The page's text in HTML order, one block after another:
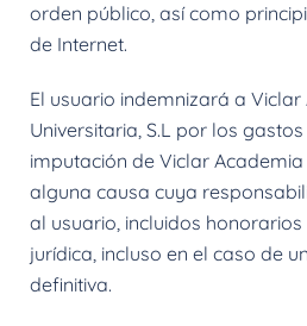
orden público, así como
de Internet.
El usuario indemnizará a
Universitaria, S.L por los
imputación de Viclar Academia
alguna causa cuya
al usuario, incluidos
jurídica, incluso en el caso de
definitiva.